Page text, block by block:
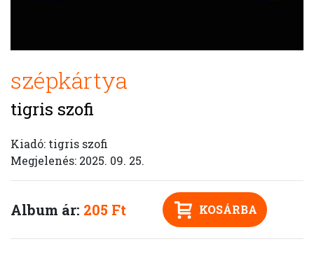
szépkártya
tigris szofi
Kiadó: tigris szofi
Megjelenés: 2025. 09. 25.
Album ár: 205 Ft KOSÁRBA